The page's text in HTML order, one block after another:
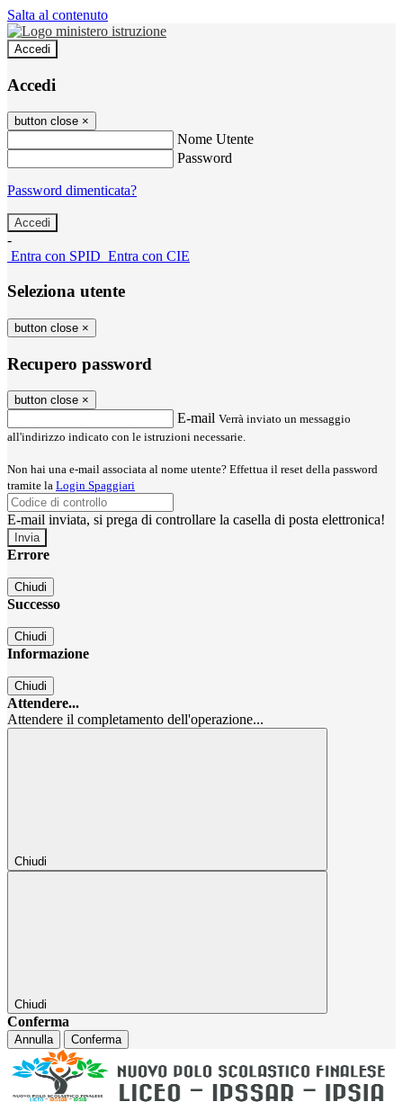
Salta al contenuto
Accedi
Accedi
button close ×
Nome Utente
Password
Password dimenticata?
-
Entra con SPID Entra con CIE
Seleziona utente
button close ×
Recupero password
button close ×
E-mail Verrà inviato un messaggio
all'indirizzo indicato con le istruzioni necessarie.
Non hai una e-mail associata al nome utente? Effettua il reset della password
tramite la Login Spaggiari
E-mail inviata, si prega di controllare la casella di posta elettronica!
Errore
Chiudi
Successo
Chiudi
Informazione
Chiudi
Attendere...
Attendere il completamento dell'operazione...
Chiudi
Chiudi
Conferma
Annulla Conferma